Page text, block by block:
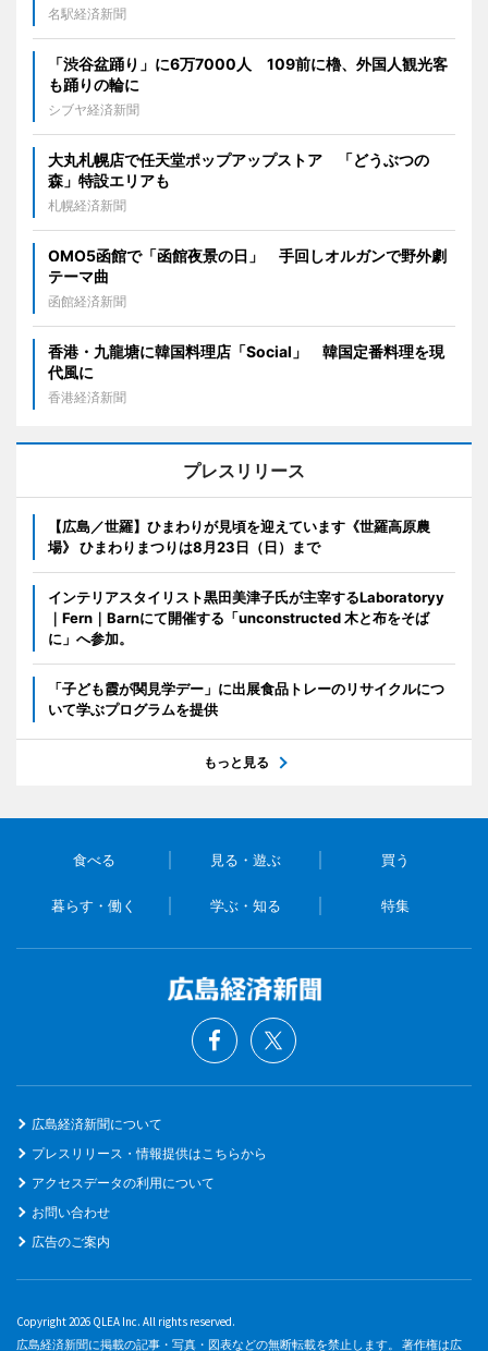
名駅経済新聞
「渋谷盆踊り」に6万7000人 109前に櫓、外国人観光客
も踊りの輪に
シブヤ経済新聞
大丸札幌店で任天堂ポップアップストア 「どうぶつの
森」特設エリアも
札幌経済新聞
OMO5函館で「函館夜景の日」 手回しオルガンで野外劇
テーマ曲
函館経済新聞
香港・九龍塘に韓国料理店「Social」 韓国定番料理を現
代風に
香港経済新聞
プレスリリース
【広島／世羅】ひまわりが見頃を迎えています《世羅高原農
場》 ひまわりまつりは8月23日（日）まで
インテリアスタイリスト黒田美津子氏が主宰するLaboratoryy
｜Fern｜Barnにて開催する「unconstructed 木と布をそば
に」へ参加。
「子ども霞が関見学デー」に出展食品トレーのリサイクルにつ
いて学ぶプログラムを提供
もっと見る
食べる 見る・遊ぶ 買う
暮らす・働く 学ぶ・知る 特集
広島経済新聞について
プレスリリース・情報提供はこちらから
アクセスデータの利用について
お問い合わせ
広告のご案内
Copyright 2026 QLEA Inc. All rights reserved.
広島経済新聞に掲載の記事・写真・図表などの無断転載を禁止します。 著作権は広